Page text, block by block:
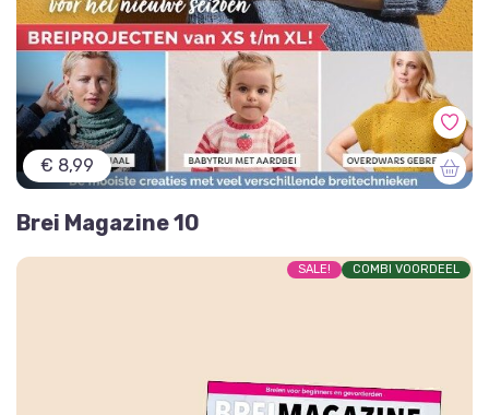
€ 8,99
Brei Magazine 10
SALE! COMBI VOORDEEL